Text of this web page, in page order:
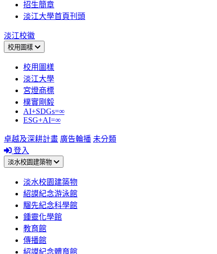
招生簡章
淡江大學首頁刊頭
淡江校徽
校用圖樣
校用圖樣
淡江大學
宮燈商標
樸實剛毅
AI+SDGs=∞
ESG+AI=∞
卓越及深耕計畫 廣告輪播 未分類
登入
淡水校園建築物
淡水校園建築物
紹謨紀念游泳館
騮先紀念科學館
鍾靈化學館
教育館
傳播館
紹謨紀念體育館